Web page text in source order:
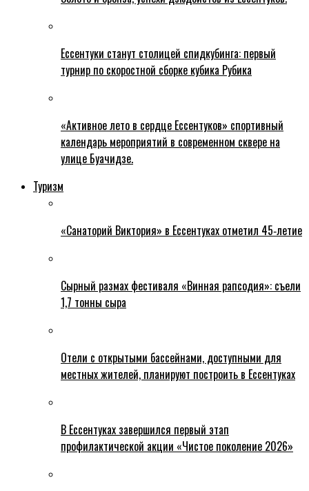
Ессентуки станут столицей спидкубинга: первый
турнир по скоростной сборке кубика Рубика
«Активное лето в сердце Ессентуков» спортивный
календарь мероприятий в современном сквере на
улице Буачидзе.
Туризм
«Санаторий Виктория» в Ессентуках отметил 45‑летие
Сырный размах фестиваля «Винная рапсодия»: съели
1,7 тонны сыра
Отели с открытыми бассейнами, доступными для
местных жителей, планируют построить в Ессентуках
В Ессентуках завершился первый этап
профилактической акции «Чистое поколение 2026»